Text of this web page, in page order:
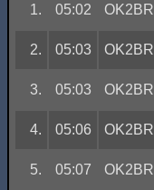
1.
05:02
2. 05:03
3. 05:03
4. 05:06
5. 05:07